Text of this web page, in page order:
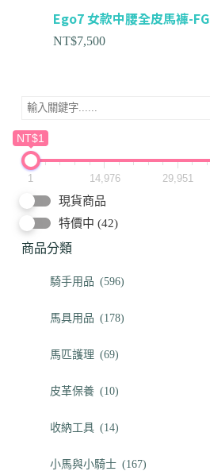
NT$1
1 14,976 29,951
現貨商品
特價中 (42)
商品分類
騎手用品 (596)
馬具用品 (178)
馬匹護理 (69)
皮革保養 (10)
收納工具 (14)
小馬與小騎士 (167)
Ego7 女款中腰全皮馬褲-FG
NT$7,500